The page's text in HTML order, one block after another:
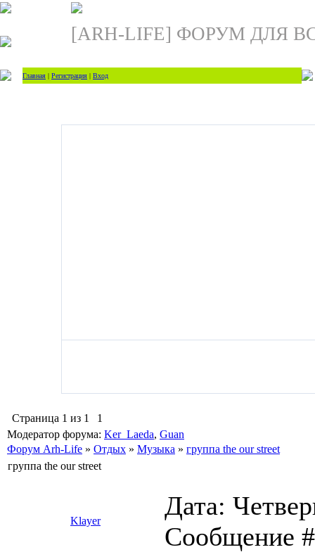
[ARH-LIFE] ФОРУМ ДЛЯ
Главная | Регистрация | Вход
Страница 1 из 1
1
Модератор форума: Ker_Laeda, Guan
Форум Arh-Life » Отдых » Музыка » группа the our street
группа the our street
Klayer
Дата:
Сообщение